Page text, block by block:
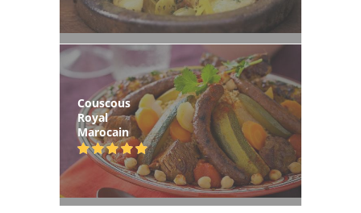
Couscous
Royal
Marocain